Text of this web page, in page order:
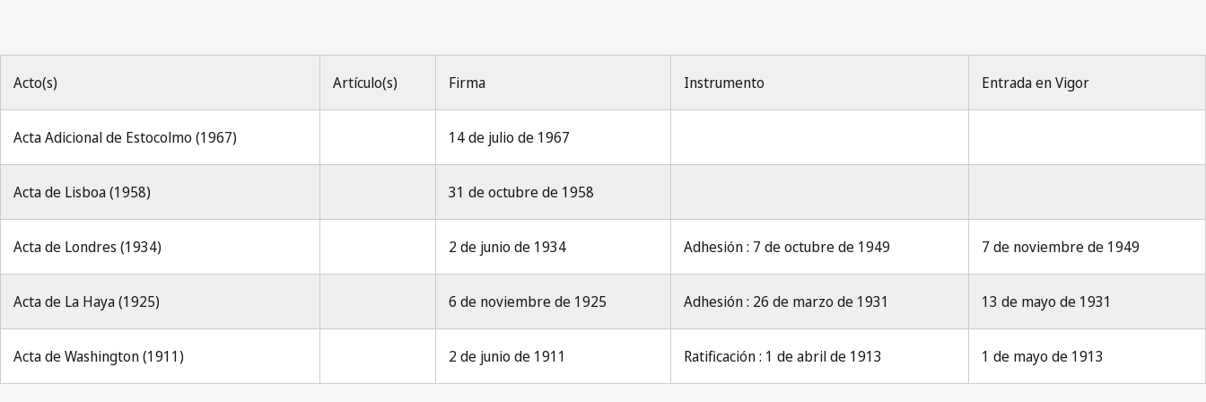
Acto(s) Artículo(s) Firma Instrumento Entrada en Vigor
Acta Adicional de Estocolmo (1967) 14 de julio de 1967
Acta de Lisboa (1958) 31 de octubre de 1958
Acta de Londres (1934) 2 de junio de 1934 Adhesión : 7 de octubre de 1949 7 de noviembre de 1949
Acta de La Haya (1925) 6 de noviembre de 1925 Adhesión : 26 de marzo de 1931 13 de mayo de 1931
Acta de Washington (1911) 2 de junio de 1911 Ratificación : 1 de abril de 1913 1 de mayo de 1913